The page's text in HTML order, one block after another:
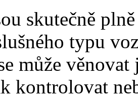
skutečně
typu
může
kontrolovat